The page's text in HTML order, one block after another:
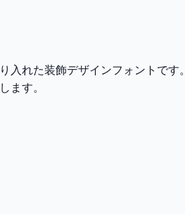
れた装飾デザインフォントで
ます。